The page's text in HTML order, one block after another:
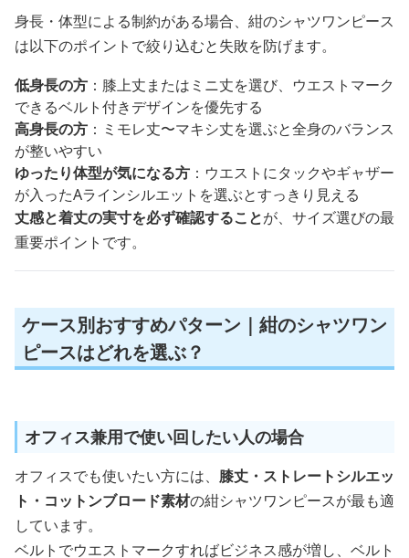
身長・体型による制約がある場合、紺のシャツワンピース
は以下のポイントで絞り込むと失敗を防げます。
低身長の方 ：膝上丈またはミニ丈を選び、ウエストマーク
できるベルト付きデザインを優先する
高身長の方 ：ミモレ丈〜マキシ丈を選ぶと全身のバランス
が整いやすい
ゆったり体型が気になる方 ：ウエストにタックやギャザー
が入ったAラインシルエットを選ぶとすっきり見える
丈感と着丈の実寸を必ず確認することが、サイズ選びの最
重要ポイントです。
ケース別おすすめパターン｜紺のシャツワン
ピースはどれを選ぶ？
オフィス兼用で使い回したい人の場合
オフィスでも使いたい方には、 膝丈・ストレートシルエッ
ト・コットンブロード素材の紺シャツワンピースが最も適
しています。
ベルトでウエストマークすればビジネス感が増し、ベルト